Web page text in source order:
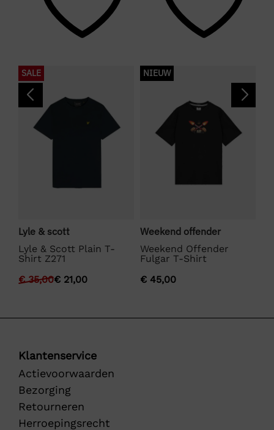
SALE
Lyle & scott
Lyle & Scott Plain T-
Shirt Z271
€35,00€ 21,00
NIEUW
Weekend offender
Weekend Offender
Fulgar T-Shirt
€ 45,00
Klantenservice
Actievoorwaarden
Bezorging
Retourneren
Herroepingsrecht